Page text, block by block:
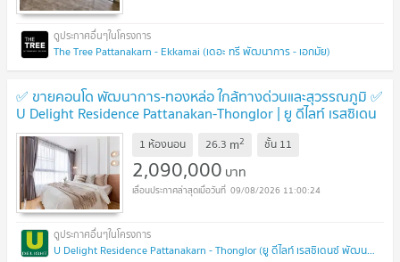
The Tree Pattanakarn - Ekkamai (เดอะ ทรี พัฒนาการ - เอกมัย)
✅ ขายคอนโด พัฒนาการ-ทองหล่อ ใกล้ทางด่วนและสุวรรณภูมิ ✅
U Delight Residence Pattanakan-Thonglor | ยู ดีไลท์ เรสซิเดน
ซ์ พัฒนาการ-ทองหล่อ
1 ห้องนอน 26.3 m2 ชั้น 11
2,090,000 บาท
09/08/2026 11:00:24
U Delight Residence Pattanakarn - Thonglor (ยู ดีไลท์ เรสซิเดนซ์ พัฒนาการ - ทองหล่อ)